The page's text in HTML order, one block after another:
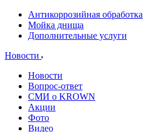
Антикоррозийная обработка
Мойка днища
Дополнительные услуги
Новости
Новости
Вопрос-ответ
СМИ о KROWN
Акции
Фото
Видео